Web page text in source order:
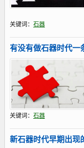
关键词： 石器
有没有做石器时代一
关键词： 石器
新石器时代早期出现